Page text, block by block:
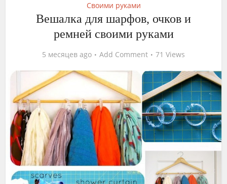
Своими руками
Вешалка для шарфов, очков и
ремней своими руками
5 месяцев ago Add Comment 71 Views